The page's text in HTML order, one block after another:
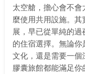
太空艙，擔心會不
麼使用共用設施。
展，早已從單純的
的住宿選擇。無論
文化，還是需要一個
膠囊旅館都能滿足你